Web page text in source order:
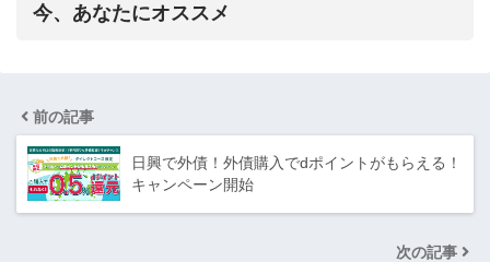
今、あなたにオススメ
前の記事
日興で外債！外債購入でdポイントがもらえる！
キャンペーン開始
次の記事